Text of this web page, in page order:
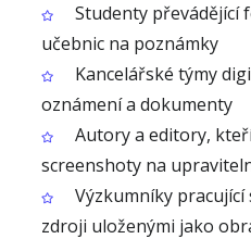
Studenty převádějící
učebnic na poznámky
Kancelářské týmy
oznámení a dokumenty
Autory a editory,
screenshoty na
Výzkumníky
zdroji uloženými jako